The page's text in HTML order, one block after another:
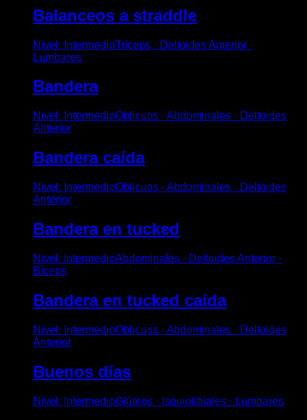
Balanceos a straddle
Nivel : IntermedioTríceps · Deltoides Anterior ·
Lumbares
Bandera
Nivel : IntermedioOblicuos · Abdominales · Deltoides
Anterior
Bandera caída
Nivel : IntermedioOblicuos · Abdominales · Deltoides
Anterior
Bandera en tucked
Nivel : IntermedioAbdominales · Deltoides Anterior ·
Bíceps
Bandera en tucked caída
Nivel : IntermedioOblicuos · Abdominales · Deltoides
Anterior
Buenos días
Nivel : IntermedioGlúteos · Isquiotibiales · Lumbares